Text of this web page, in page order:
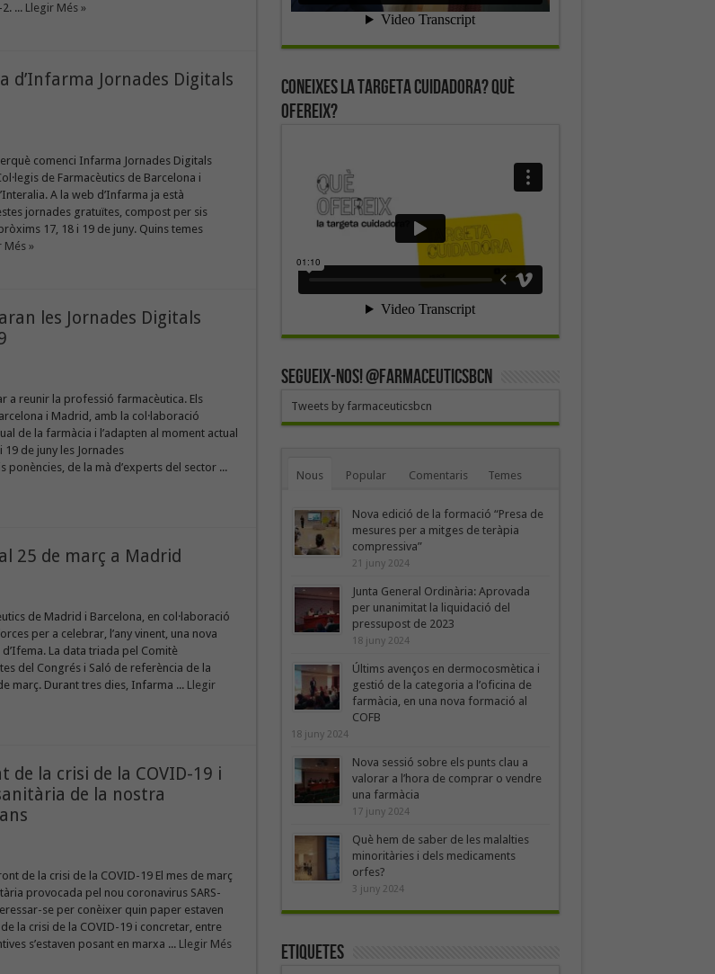
... Llegir Més »
d’Infarma Jornades Digitals
comenci Infarma Jornades Digitals
de Farmacèutics de Barcelona i
A la web d’Infarma ja està
jornades gratuïtes, compost per sis
17, 18 i 19 de juny. Quins temes
Més »
les Jornades Digitals
a reunir la professió farmacèutica. Els
i Madrid, amb la col·laboració
de la farmàcia i l’adapten al moment actual
de juny les Jornades
ponències, de la mà d’experts del sector ...
25 de març a Madrid
de Madrid i Barcelona, en col·laboració
per a celebrar, l’any vinent, una nova
La data triada pel Comitè
del Congrés i Saló de referència de la
març. Durant tres dies, Infarma ... Llegir
la crisi de la COVID-19 i
de la nostra
de la crisi de la COVID-19 El mes de març
provocada pel nou coronavirus SARS-
se per conèixer quin paper estaven
la crisi de la COVID-19 i concretar, entre
s’estaven posant en marxa ... Llegir Més
Coneixes la targeta cuidadora? Què
ofereix?
SEGUEIX-NOS! @farmaceuticsbcn
Tweets by farmaceuticsbcn
Nous Popular Comentaris Temes
Nova edició de la formació “Presa de
mesures per a mitges de teràpia
compressiva”
21 juny 2024
Junta General Ordinària: Aprovada
per unanimitat la liquidació del
pressupost de 2023
18 juny 2024
Últims avenços en dermocosmètica i
gestió de la categoria a l’oficina de
farmàcia, en una nova formació al
COFB
18 juny 2024
Nova sessió sobre els punts clau a
valorar a l’hora de comprar o vendre
una farmàcia
17 juny 2024
Què hem de saber de les malalties
minoritàries i dels medicaments
orfes?
3 juny 2024
Etiquetes